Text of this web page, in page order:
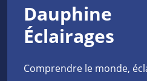
Dauphine
Éclairages
Comprendre le monde,